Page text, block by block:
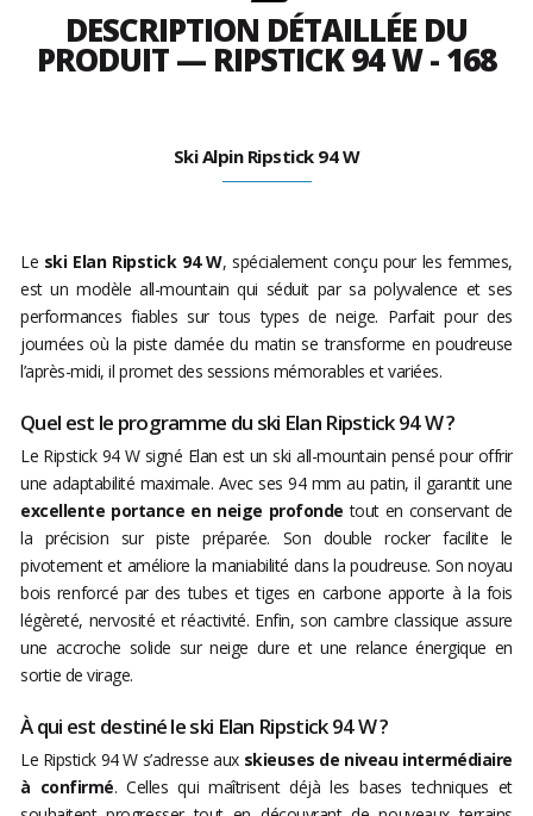
DESCRIPTION DÉTAILLÉE DU
PRODUIT — RIPSTICK 94 W - 168
Ski Alpin Ripstick 94 W
Le ski Elan Ripstick 94 W, spécialement conçu pour les femmes,
est un modèle all-mountain qui séduit par sa polyvalence et ses
performances fiables sur tous types de neige. Parfait pour des
journées où la piste damée du matin se transforme en poudreuse
l’après-midi, il promet des sessions mémorables et variées.
Quel est le programme du ski Elan Ripstick 94 W ?
Le Ripstick 94 W signé Elan est un ski all-mountain pensé pour offrir
une adaptabilité maximale. Avec ses 94 mm au patin, il garantit une
excellente portance en neige profonde tout en conservant de
la précision sur piste préparée. Son double rocker facilite le
pivotement et améliore la maniabilité dans la poudreuse. Son noyau
bois renforcé par des tubes et tiges en carbone apporte à la fois
légèreté, nervosité et réactivité. Enfin, son cambre classique assure
une accroche solide sur neige dure et une relance énergique en
sortie de virage.
À qui est destiné le ski Elan Ripstick 94 W ?
Le Ripstick 94 W s’adresse aux skieuses de niveau intermédiaire
à confirmé. Celles qui maîtrisent déjà les bases techniques et